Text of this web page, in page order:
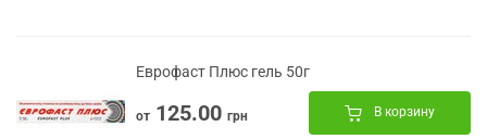
Еврофаст Плюс гель 50г
от 125.00 грн В корзину